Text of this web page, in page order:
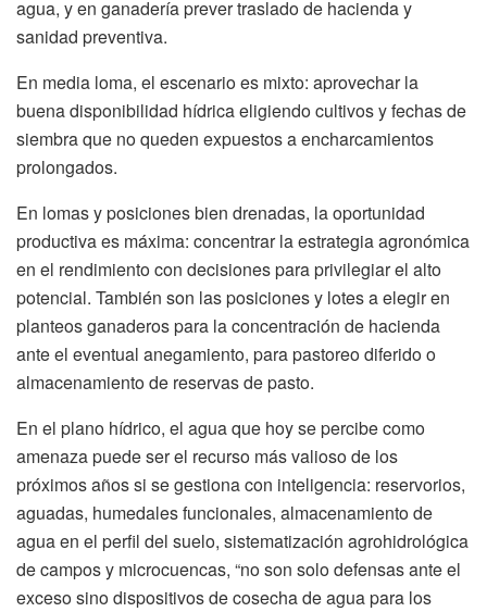
agua, y en ganadería prever traslado de hacienda y
sanidad preventiva.
En media loma, el escenario es mixto: aprovechar la
buena disponibilidad hídrica eligiendo cultivos y fechas de
siembra que no queden expuestos a encharcamientos
prolongados.
En lomas y posiciones bien drenadas, la oportunidad
productiva es máxima: concentrar la estrategia agronómica
en el rendimiento con decisiones para privilegiar el alto
potencial. También son las posiciones y lotes a elegir en
planteos ganaderos para la concentración de hacienda
ante el eventual anegamiento, para pastoreo diferido o
almacenamiento de reservas de pasto.
En el plano hídrico, el agua que hoy se percibe como
amenaza puede ser el recurso más valioso de los
próximos años si se gestiona con inteligencia: reservorios,
aguadas, humedales funcionales, almacenamiento de
agua en el perfil del suelo, sistematización agrohidrológica
de campos y microcuencas, “no son solo defensas ante el
exceso sino dispositivos de cosecha de agua para los